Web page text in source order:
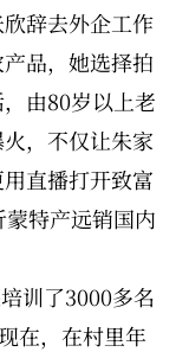
辞去外企工作
品，她选择拍
由80岁以上老
，不仅让朱家
直播打开致富
特产远销国内
训了3000多名
在，在村里年